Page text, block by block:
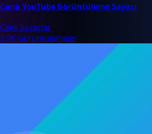
Canlı YouTube Görüntüleme Sayacı
Canlı Sayaçlar
3.9K Görüntülemeler